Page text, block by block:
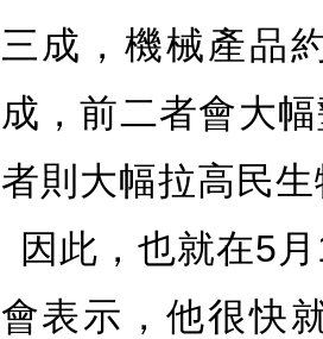
三成，機械產品
成，前二者會大
者則大幅拉高民
因此，也就在5 月
會表示，他很快